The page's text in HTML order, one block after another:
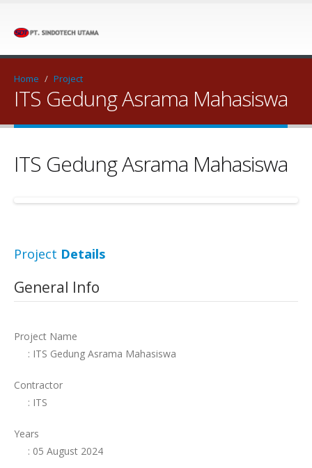
Home / Project
ITS Gedung Asrama Mahasiswa
ITS Gedung Asrama Mahasiswa
Project Details
General Info
Project Name
: ITS Gedung Asrama Mahasiswa
Contractor
: ITS
Years
: 05 August 2024